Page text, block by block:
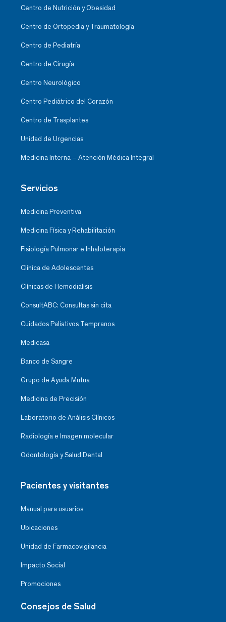
Centro de Nutrición y Obesidad
Centro de Ortopedia y Traumatología
Centro de Pediatría
Centro de Cirugía
Centro Neurológico
Centro Pediátrico del Corazón
Centro de Trasplantes
Unidad de Urgencias
Medicina Interna – Atención Médica Integral
Servicios
Medicina Preventiva
Medicina Física y Rehabilitación
Fisiología Pulmonar e Inhaloterapia
Clínica de Adolescentes
Clínicas de Hemodiálisis
ConsultABC: Consultas sin cita
Cuidados Paliativos Tempranos
Medicasa
Banco de Sangre
Grupo de Ayuda Mutua
Medicina de Precisión
Laboratorio de Análisis Clínicos
Radiología e Imagen molecular
Odontología y Salud Dental
Pacientes y visitantes
Manual para usuarios
Ubicaciones
Unidad de Farmacovigilancia
Impacto Social
Promociones
Consejos de Salud